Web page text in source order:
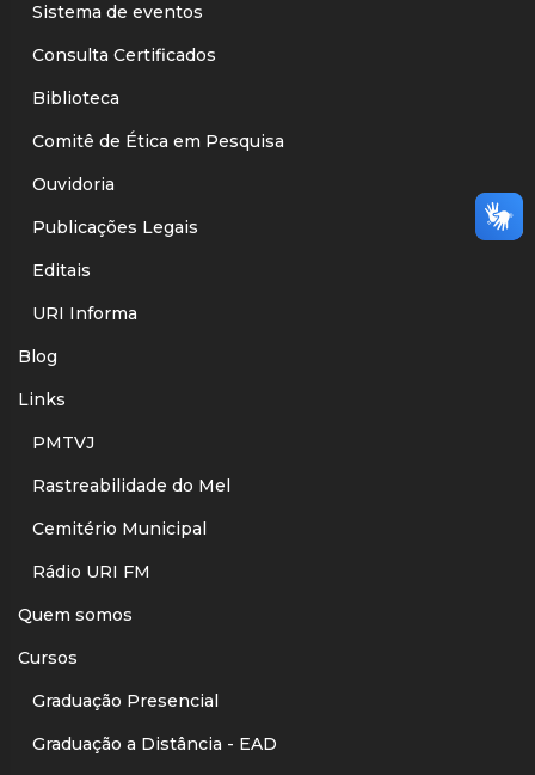
Sistema de eventos
Consulta Certificados
Biblioteca
Comitê de Ética em Pesquisa
Ouvidoria
Publicações Legais
Editais
URI Informa
Blog
Links
PMTVJ
Rastreabilidade do Mel
Cemitério Municipal
Rádio URI FM
Quem somos
Cursos
Graduação Presencial
Graduação a Distância - EAD